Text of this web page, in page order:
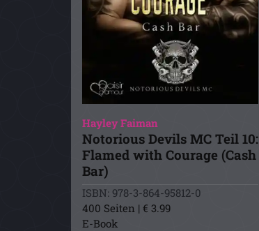
Hayley Faiman
Notorious Devils MC Teil 10:
Flamed with Courage (Cash
Bar)
ISBN: 978-3-864-95812-0
400 Seiten | € 3.99
E-Book